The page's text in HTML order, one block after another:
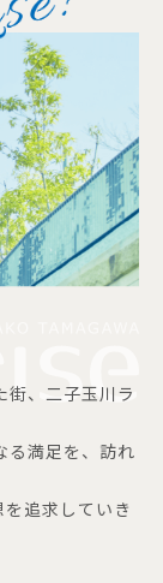
街、二子玉川ラ
る満足を、訪れ
追求していき